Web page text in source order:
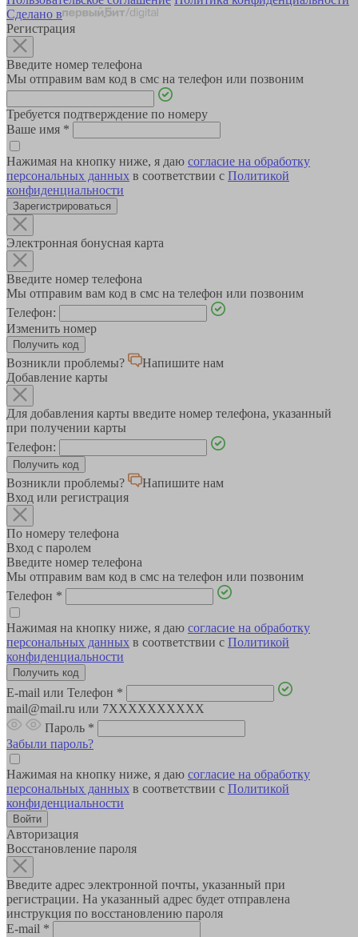
Сделано в
Регистрация
Введите номер телефона
Мы отправим вам код в смс на телефон или позвоним
Требуется подтверждение по номеру
Ваше имя *
Нажимая на кнопку ниже, я даю согласие на обработку
персональных данных в соответствии с Политикой
конфиденциальности
Зарегистрироваться
Электронная бонусная карта
Введите номер телефона
Мы отправим вам код в смс на телефон или позвоним
Телефон:
Изменить номер
Возникли проблемы?
Напишите нам
Добавление карты
Для добавления карты введите номер телефона, указанный
при получении карты
Телефон:
Возникли проблемы?
Напишите нам
Вход или регистрация
По номеру телефона
Вход с паролем
Введите номер телефона
Мы отправим вам код в смс на телефон или позвоним
Телефон *
Нажимая на кнопку ниже, я даю согласие на обработку
персональных данных в соответствии с Политикой
конфиденциальности
E-mail или Телефон *
mail@mail.ru или 7XXXXXXXXXX
Пароль *
Забыли пароль?
Нажимая на кнопку ниже, я даю согласие на обработку
персональных данных в соответствии с Политикой
конфиденциальности
Авторизация
Восстановление пароля
Введите адрес электронной почты, указанный при
регистрации. На указанный адрес будет отправлена
инструкция по восстановлению пароля
E-mail *